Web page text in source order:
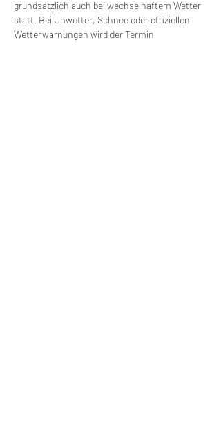
grundsätzlich auch bei wechselhaftem Wetter
statt. Bei Unwetter, Schnee oder offiziellen
Wetterwarnungen wird der Termin